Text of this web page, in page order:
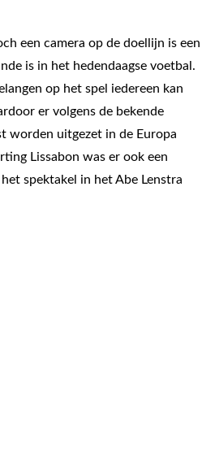
een camera op de doellijn is een
is in het hedendaagse voetbal.
op het spel iedereen kan
er volgens de bekende
worden uitgezet in de Europa
Lissabon was er ook een
spektakel in het Abe Lenstra